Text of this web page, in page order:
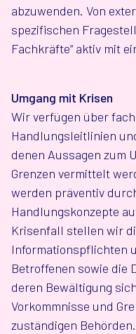
abzuwenden. Von
spezifischen
Fachkräfte“ aktiv mit
Umgang mit Krisen
Wir verfügen über
Handlungsleitlinien
denen Aussagen zum
Grenzen vermittelt
werden präventiv
Handlungskonzepte
Krisenfall stellen wir
Informationspflichten
Betroffenen sowie die
deren Bewältigung
Vorkommnisse und
zuständigen